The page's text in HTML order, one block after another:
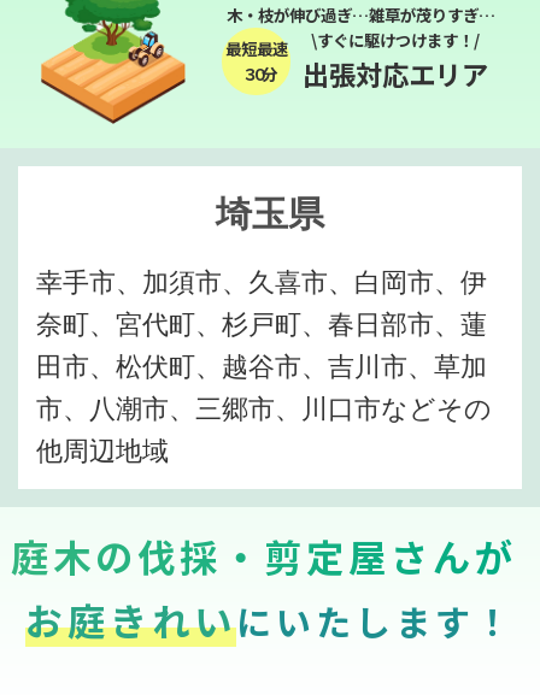
木・枝が伸び過ぎ…雑草が茂りすぎ…
最短最速
３０分
\すぐに駆けつけます！/
出張対応エリア
埼玉県
幸手市、加須市、久喜市、白岡市、伊
奈町、宮代町、杉戸町、春日部市、蓮
田市、松伏町、越谷市、吉川市、草加
市、八潮市、三郷市、川口市などその
他周辺地域
庭木の伐採・剪定屋さんが
お庭きれいにいたします！